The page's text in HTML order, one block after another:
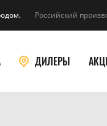
Российский
ДИЛЕРЫ